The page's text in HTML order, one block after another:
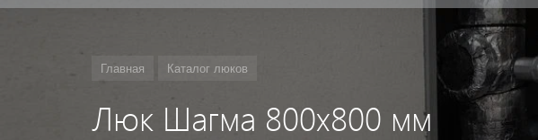
Главная Каталог люков
Люк Шагма 800x800 мм